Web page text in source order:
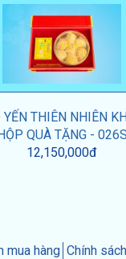
YẾN THIÊN NHIÊN
QUÀ TẶNG - 026S
12,150,000đ
mua hàng Chính